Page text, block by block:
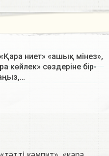
ниет» «ашық мінез»,
көйлек» сөздеріне бір-